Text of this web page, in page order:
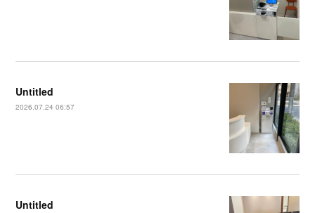
Untitled
2026.07.24 06:57
Untitled